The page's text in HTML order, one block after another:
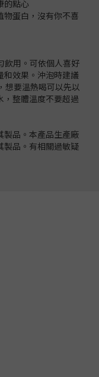
的點心
物蛋白，沒有你不喜
飲用。可依個人喜好
和效果。沖泡時建議
想要溫熱喝可以先以
，整體溫度不要超過
製品。本產品生產廠
製品。有相關過敏疑